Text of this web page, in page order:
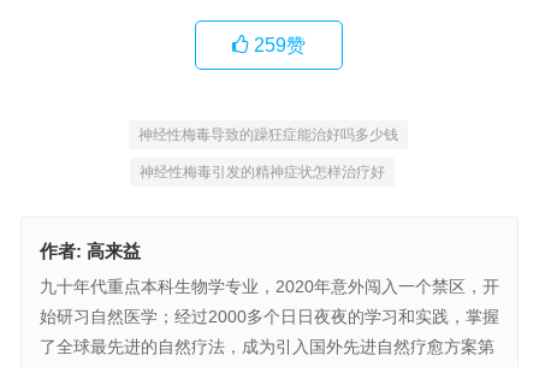
259赞
神经性梅毒导致的躁狂症能治好吗多少钱
神经性梅毒引发的精神症状怎样治疗好
作者: 高来益
九十年代重点本科生物学专业，2020年意外闯入一个禁区，开
始研习自然医学；经过2000多个日日夜夜的学习和实践，掌握
了全球最先进的自然疗法，成为引入国外先进自然疗愈方案第